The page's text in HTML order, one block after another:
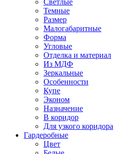
Светлые
Темные
Размер
Малогабаритные
Форма
Угловые
Отделка и материал
Из МДФ
Зеркальные
Особенности
Купе
Эконом
Назначение
В коридор
Для узкого коридора
Гардеробные
Цвет